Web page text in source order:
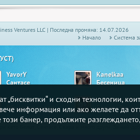
„бисквитки“ и сходни технологии,
информация или ако желаете да
този банер, продължите
Ventures LLC | Последна промяна: 14.07.2026
Начало
Системa
YavorY
Сантасе
Kanelkaa
Бесеница
Pachov
Ябълкова градина
bandalovski
като